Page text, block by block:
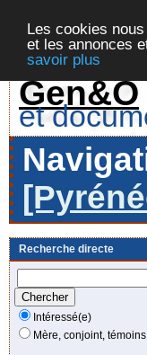
Les cookies
et les annonces
savoir plus
Gen&O
et
Recherche directe
Intéressé(e)
Mère, conjoint,